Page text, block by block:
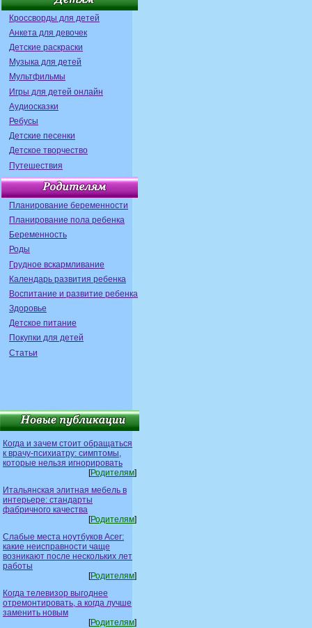
Кроссворды для детей
Анкета для девочек
Детские раскраски
Музыка для детей
Мультфильмы
Игры для детей онлайн
Аудиосказки
Ребусы
Детские песенки
Детское творчество
Путешествия
Планирование беременности
Планирование пола ребенка
Беременность
Роды
Грудное вскармливание
Календарь развития ребенка
Воспитание и развитие ребенка
Здоровье
Детское питание
Покупки для детей
Статьи
Когда и зачем стоит обращаться
к врачу-психиатру: симптомы,
которые нельзя игнорировать
[Родителям]
Итальянская элитная мебель в
интерьере: стандарты
фабричного качества
[Родителям]
Слабые места ноутбуков Acer:
какие неисправности чаще
возникают после нескольких лет
работы
[Родителям]
Когда телевизор выгоднее
отремонтировать, а когда лучше
заменить новым
[Родителям]